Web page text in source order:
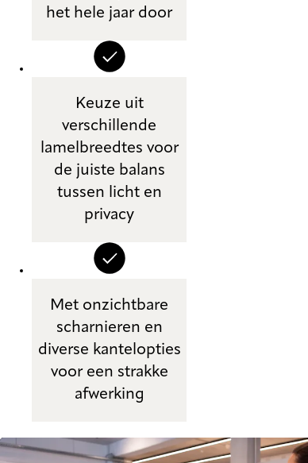
het hele jaar door
Keuze uit
verschillende
lamelbreedtes voor
de juiste balans
tussen licht en
privacy
Met onzichtbare
scharnieren en
diverse kantelopties
voor een strakke
afwerking